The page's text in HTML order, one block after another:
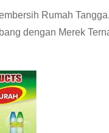
Rumah
dengan Merek